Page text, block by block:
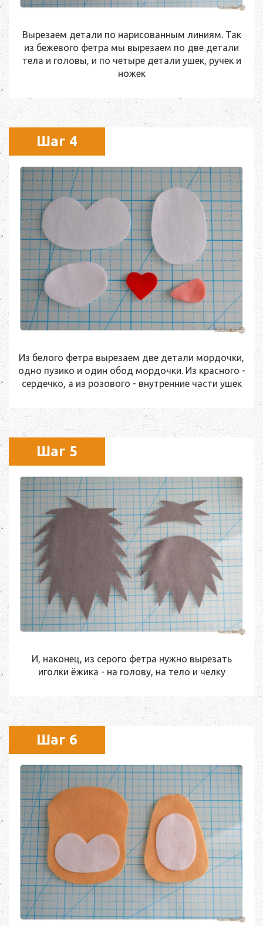
Вырезаем детали по нарисованным линиям. Так
из бежевого фетра мы вырезаем по две детали
тела и головы, и по четыре детали ушек, ручек и
ножек
Шаг 4
Из белого фетра вырезаем две детали мордочки,
одно пузико и один обод мордочки. Из красного -
сердечко, а из розового - внутренние части ушек
Шаг 5
И, наконец, из серого фетра нужно вырезать
иголки ёжика - на голову, на тело и челку
Шаг 6